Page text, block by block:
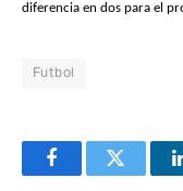
diferencia en dos para el
Futbol
FacebookTwitter